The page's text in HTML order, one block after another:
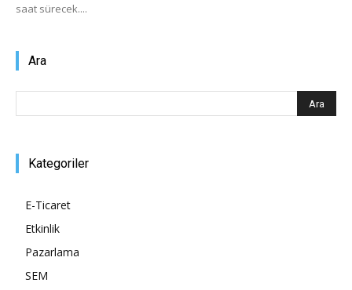
saat sürecek....
Ara
Kategoriler
E-Ticaret
Etkinlik
Pazarlama
SEM